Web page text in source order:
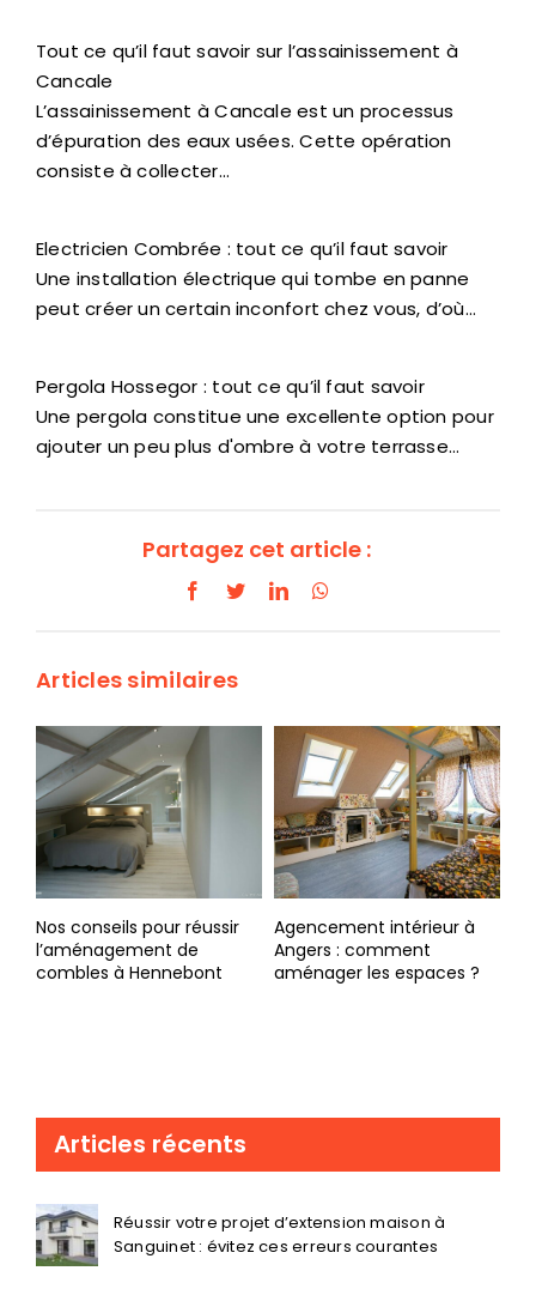
Tout ce qu’il faut savoir sur l’assainissement à
Cancale
L’assainissement à Cancale est un processus
d’épuration des eaux usées. Cette opération
consiste à collecter…
Electricien Combrée : tout ce qu’il faut savoir
Une installation électrique qui tombe en panne
peut créer un certain inconfort chez vous, d’où…
Pergola Hossegor : tout ce qu’il faut savoir
Une pergola constitue une excellente option pour
ajouter un peu plus d'ombre à votre terrasse…
Partagez cet article :
Facebook
TwitterLinkedIn
Articles similaires
Nos conseils pour réussir
l’aménagement de
combles à Hennebont
Agencement intérieur à
Angers : comment
aménager les espaces ?
Articles récents
Réussir votre projet d’extension maison à
Sanguinet : évitez ces erreurs courantes